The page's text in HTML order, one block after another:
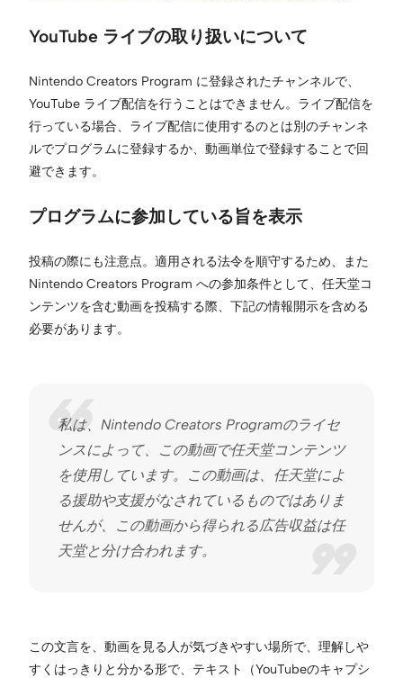
YouTube ライブの取り扱いについて
Nintendo Creators Program に登録されたチャンネルで、
YouTube ライブ配信を行うことはできません。ライブ配信を
行っている場合、ライブ配信に使用するのとは別のチャンネ
ルでプログラムに登録するか、動画単位で登録することで回
避できます。
プログラムに参加している旨を表示
投稿の際にも注意点。適用される法令を順守するため、また
Nintendo Creators Program への参加条件として、任天堂コ
ンテンツを含む動画を投稿する際、下記の情報開示を含める
必要があります。
私は、Nintendo Creators Programのライセ
ンスによって、この動画で任天堂コンテンツ
を使用しています。この動画は、任天堂によ
る援助や支援がなされているものではありま
せんが、この動画から得られる広告収益は任
天堂と分け合われます。
この文言を、動画を見る人が気づきやすい場所で、理解しや
すくはっきりと分かる形で、テキスト（YouTubeのキャプシ